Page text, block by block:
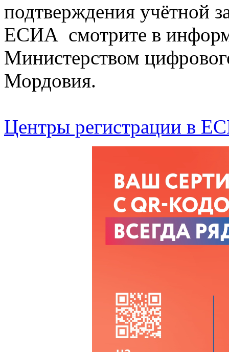
подтверждения учётной
ЕСИА смотрите в
Министерством
Мордовия.
Центры регистрации в